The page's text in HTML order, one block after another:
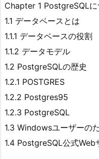
Chapter 1 PostgreSQLに
1.1 データベースとは
1.1.1 データベースの役割
1.1.2 データモデル
1.2 PostgreSQLの歴史
1.2.1 POSTGRES
1.2.2 Postgres95
1.2.3 PostgreSQL
1.3 Windowsユーザーの
1.4 PostgreSQL公式Web